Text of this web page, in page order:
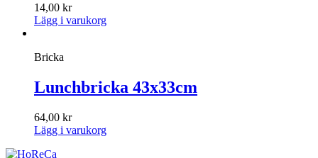
14,00 kr
Lägg i varukorg
Bricka
Lunchbricka 43x33cm
64,00 kr
Lägg i varukorg